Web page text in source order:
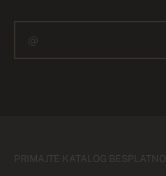
PRIMAJTE KATALOG BESPLATNO